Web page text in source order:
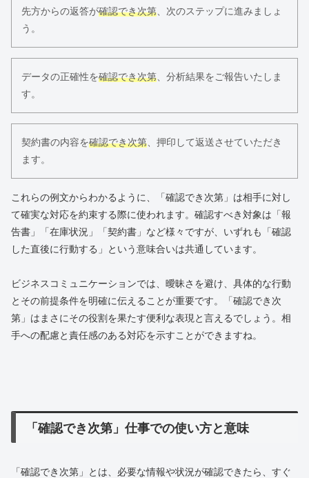
先方からの返答が確認でき次第 、次のステップに進みましょ
う。
データの正確性を確認でき次第 、分析結果をご報告いたしま
す。
契約書の内容を確認でき次第 、押印して返送させていただき
ます。
これらの例文からわかるように、「確認でき次第」は相手に対し
て確実な対応を約束する際に使われます。確認すべき対象は「報
告書」「在庫状況」「契約書」など様々ですが、いずれも「確認
した直後に行動する」という意味合いは共通しています。
ビジネスコミュニケーションでは、曖昧さを避け、具体的な行動
とその前提条件を明確に伝えることが重要です。「確認でき次
第」はまさにその役割を果たす便利な表現と言えるでしょう。相
手への配慮と責任感のある対応を示すことができますね。
「確認でき次第」仕事での使い方と意味
「確認でき次第」とは、必要な情報や状況が確認できたら、すぐ